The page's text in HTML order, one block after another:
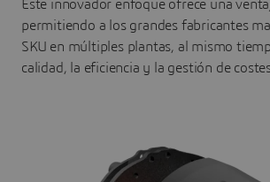
Este innovador enfoque ofrece una
permitiendo a los grandes fabricantes
SKU en múltiples plantas, al mismo
calidad, la eficiencia y la gestión de